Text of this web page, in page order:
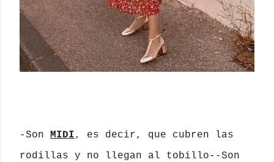
-Son MIDI, es decir, que cubren las
rodillas y no llegan al tobillo--Son